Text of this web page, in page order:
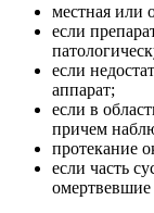
местная или
если
если
аппарат;
если в
причем
протекание
если часть
омертвевшие